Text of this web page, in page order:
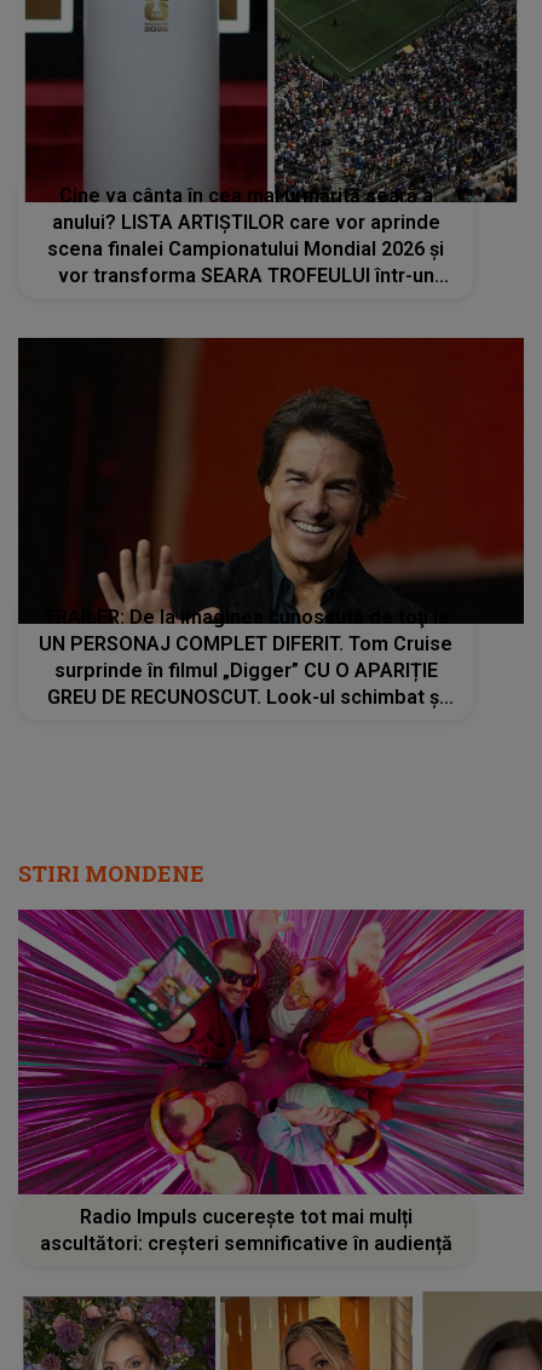
Cine va cânta în cea mai urmărită seară a
anului? LISTA ARTIȘTILOR care vor aprinde
scena finalei Campionatului Mondial 2026 și
vor transforma SEARA TROFEULUI într-un
TRAILER: De la imaginea cunoscută de toţi la
UN PERSONAJ COMPLET DIFERIT. Tom Cruise
surprinde în filmul „Digger” CU O APARIȚIE
GREU DE RECUNOSCUT. Look-ul schimbat şi
STIRI MONDENE
Radio Impuls cucerește tot mai mulți
ascultători: creșteri semnificative în audiență